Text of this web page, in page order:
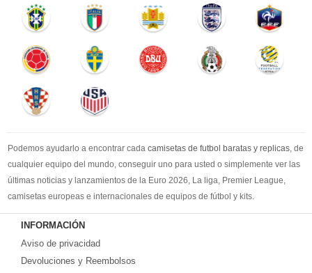
Podemos ayudarlo a encontrar cada camisetas de futbol baratas y replicas, de
cualquier equipo del mundo, conseguir uno para usted o simplemente ver las
últimas noticias y lanzamientos de la Euro 2026, La liga, Premier League,
camisetas europeas e internacionales de equipos de fútbol y kits.
Comprecamisetas de futbol baratasen la tienda deportiva más grande de
Europa. ¡Grandes ofertas en todas las camisetas del club de fútbol, ​​kits
europeos e internacionales, todo a los precios más bajos!
Compre nuestra gran selección de
INFORMACIÓN
Aviso de privacidad
Devoluciones y Reembolsos